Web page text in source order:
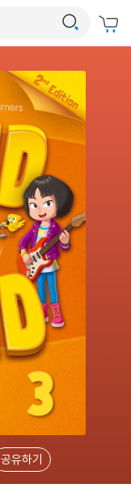
공유하기